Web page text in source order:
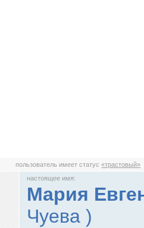
пользователь имеет статус«трастовый»
настоящее имя:
Мария
Чуева )